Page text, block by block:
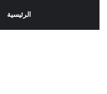
الرئيسية